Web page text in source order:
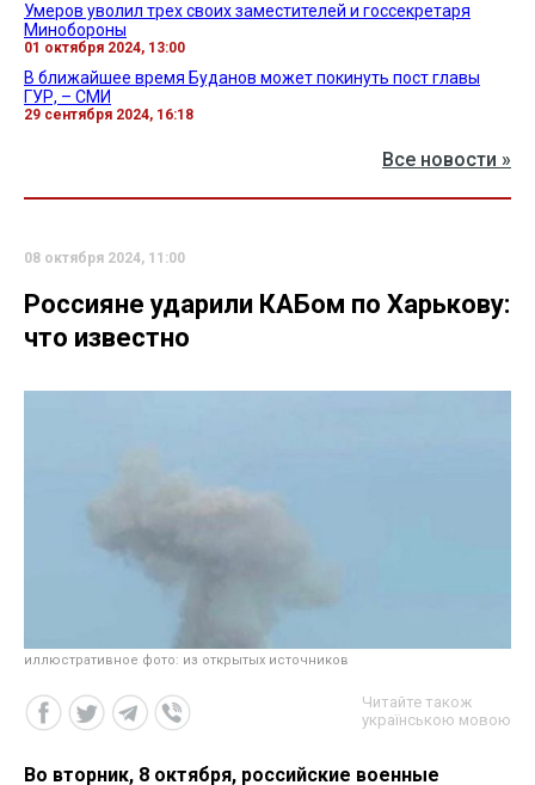
Умеров уволил трех своих заместителей и госсекретаря
Минобороны
01 октября 2024, 13:00
В ближайшее время Буданов может покинуть пост главы
ГУР, – СМИ
29 сентября 2024, 16:18
Все новости »
08 октября 2024, 11:00
Россияне ударили КАБом по Харькову:
что известно
иллюстративное фото: из открытых источников
Читайте також
українською мовою
Во вторник, 8 октября, российские военные